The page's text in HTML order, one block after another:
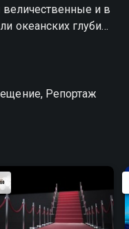
и в
океанских глубин.
движений и
Репортаж